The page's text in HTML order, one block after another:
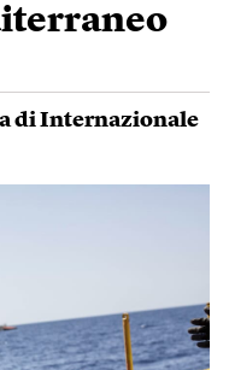
di Internazionale